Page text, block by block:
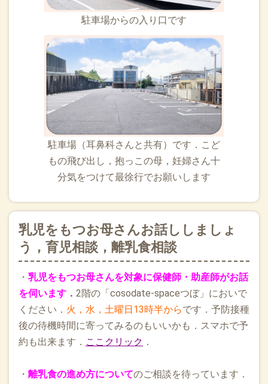
駐車場からの入り口です
駐車場（耳鼻科さんと共有）です．こど
もの飛び出し，抱っこの母，妊婦さん十
分気をつけて最徐行でお願いします
乳児をもつお母さんお話ししましょ
う，育児相談，離乳食相談
・ 乳児をもつお母さんを対象に保健師・助産師がお話
を伺います ． 2階の「cosodate-spaceつぼ」においで
ください． 火，水，土曜日13時半からです．予防接種
後の待機時間に寄ってみるのもいいかも．スマホで予
約も出来ます． ここクリック ．
・ 離乳食の進め方についてのご相談を待っています．